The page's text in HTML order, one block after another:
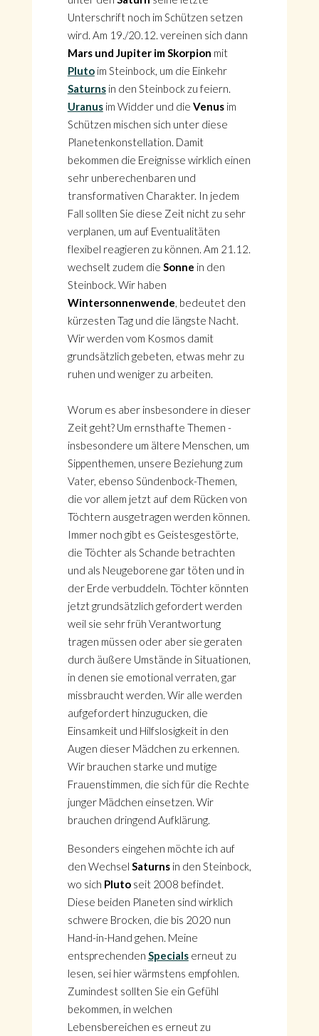
Unterschrift noch im Schützen setzen
wird. Am 19./20.12. vereinen sich dann
Mars und Jupiter im Skorpion mit
Plutoim Steinbock, um die Einkehr
Saturnsin den Steinbock zu feiern.
Uranusim Widder und die Venusim
Schützen mischen sich unter diese
Planetenkonstellation. Damit
bekommen die Ereignisse wirklich einen
sehr unberechenbaren und
transformativen Charakter. In jedem
Fall sollten Sie diese Zeit nicht zu sehr
verplanen, um auf Eventualitäten
flexibel reagieren zu können. Am 21.12.
wechselt zudem die Sonne in den
Steinbock. Wir haben
Wintersonnenwende, bedeutet den
kürzesten Tag und die längste Nacht.
Wir werden vom Kosmos damit
grundsätzlich gebeten, etwas mehr zu
ruhen und weniger zu arbeiten.
Worum es aber insbesondere in dieser
Zeit geht? Um ernsthafte Themen -
insbesondere um ältere Menschen, um
Sippenthemen, unsere Beziehung zum
Vater, ebenso Sündenbock-Themen,
die vor allem jetzt auf dem Rücken von
Töchtern ausgetragen werden können.
Immer noch gibt es Geistesgestörte,
die Töchter als Schande betrachten
und als Neugeborene gar töten und in
der Erde verbuddeln. Töchter könnten
jetzt grundsätzlich gefordert werden
weil sie sehr früh Verantwortung
tragen müssen oder aber sie geraten
durch äußere Umstände in Situationen,
in denen sie emotional verraten, gar
missbraucht werden. Wir alle werden
aufgefordert hinzugucken, die
Einsamkeit und Hilfslosigkeit in den
Augen dieser Mädchen zu erkennen.
Wir brauchen starke und mutige
Frauenstimmen, die sich für die Rechte
junger Mädchen einsetzen. Wir
brauchen dringend Aufklärung.
Besonders eingehen möchte ich auf
den Wechsel Saturnsin den Steinbock,
wo sich Plutoseit 2008 befindet.
Diese beiden Planeten sind wirklich
schwere Brocken, die bis 2020 nun
Hand-in-Hand gehen. Meine
entsprechenden Specialserneut zu
lesen, sei hier wärmstens empfohlen.
Zumindest sollten Sie ein Gefühl
bekommen, in welchen
Lebensbereichen es erneut zu